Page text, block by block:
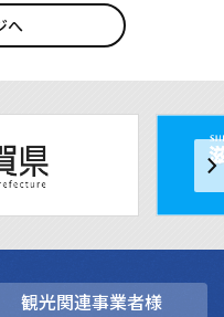
へ
観光関連事業者様